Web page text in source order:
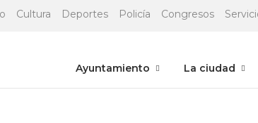
Cultura Deportes Policía Congresos
Ayuntamiento La ciudad